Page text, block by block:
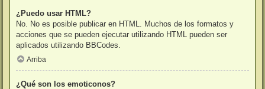
¿Puedo usar HTML?
No. No es posible publicar en HTML. Muchos de los formatos y
acciones que se pueden ejecutar utilizando HTML pueden ser
aplicados utilizando BBCodes.
Arriba
¿Qué son los emoticonos?